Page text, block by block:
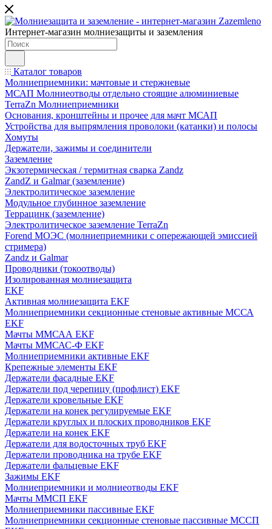
Интернет-магазин молниезащиты и заземления
Каталог товаров
Молниеприемники: мачтовые и стержневые
МСАП Молниеотводы отдельно стоящие алюминиевые
TerraZn Молниеприемники
Основания, кронштейны и прочее для мачт МСАП
Устройства для выпрямления проволоки (катанки) и полосы
Хомуты
Держатели, зажимы и соединители
Заземление
Экзотермическая / термитная сварка Zandz
ZandZ и Galmar (заземление)
Электролитическое заземление
Модульное глубинное заземление
Террацинк (заземление)
Электролитическое заземление TerraZn
Forend МОЭС (молниеприемники с опережающей эмиссией
стримера)
Zandz и Galmar
Проводники (токоотводы)
Изолированная молниезащита
EKF
Активная молниезащита EKF
Молниеприемники секционные стеновые активные МССА
EKF
Мачты ММСАА EKF
Мачты ММСАС-Ф EKF
Молниеприемники активные EKF
Крепежные элементы EKF
Держатели фасадные EKF
Держатели под черепицу (профлист) EKF
Держатели кровельные EKF
Держатели на конек регулируемые EKF
Держатели круглых и плоских проводников EKF
Держатели на конек EKF
Держатели для водосточных труб EKF
Держатели проводника на трубе EKF
Держатели фальцевые EKF
Зажимы EKF
Молниеприемники и молниеотводы EKF
Мачты ММСП EKF
Молниеприемники пассивные EKF
Молниеприемники секционные стеновые пассивные МССП